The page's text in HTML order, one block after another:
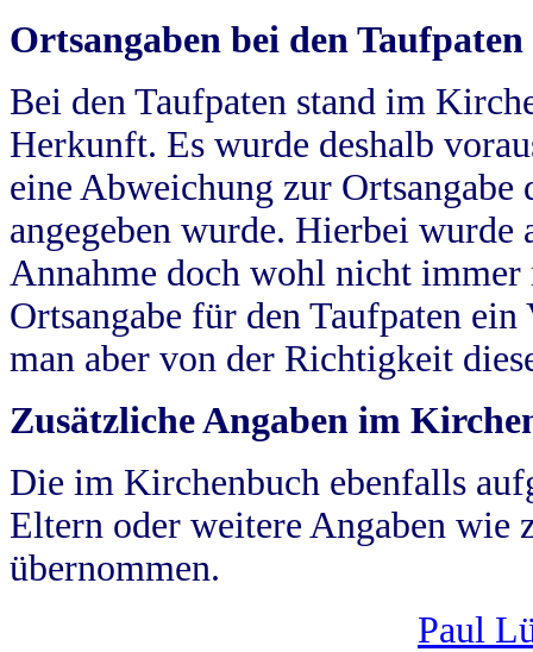
Ortsangaben bei den Taufpaten
Bei den Taufpaten stand im
Herkunft. Es wurde deshalb
eine Abweichung zur
angegeben wurde. Hierbei wurde
Annahme doch wohl nicht
Ortsangabe für den Taufpaten
man aber von der Richtigkeit
Zusätzliche Angaben im
Die im Kirchenbuch ebenfalls
Eltern oder weitere Angaben wie
übernommen.
Paul